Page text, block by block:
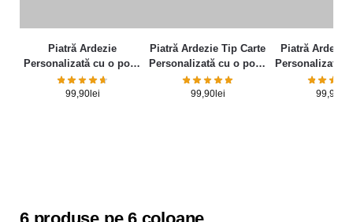
Piatră Ardezie
Personalizată cu o poză
și mesaj – Elegance
99,90lei
Piatră Ardezie Tip Carte
Personalizată cu o poză
și mesaj
99,90lei
Piatră Ardezie
Personalizată
și mesaj
99,90